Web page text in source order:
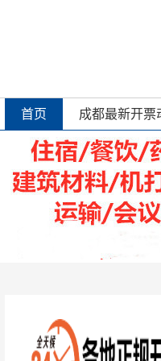
首页 成都最新开票